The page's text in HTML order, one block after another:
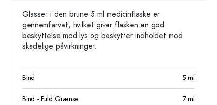
Glasset i den brune 5 ml medicinflaske er
gennemfarvet, hvilket giver flasken en god
beskyttelse mod lys og beskytter indholdet mod
skadelige påvirkninger.
Bind 5 ml
Bind - Fuld Grænse 7 ml